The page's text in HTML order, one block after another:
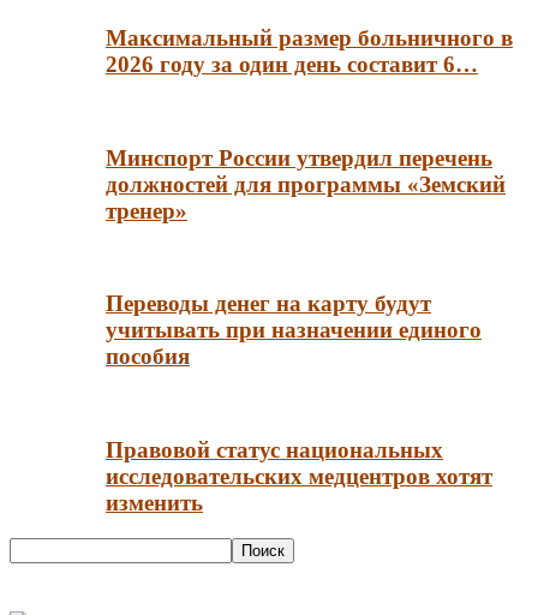
Максимальный размер больничного в
2026 году за один день составит 6…
Минспорт России утвердил перечень
должностей для программы «Земский
тренер»
Переводы денег на карту будут
учитывать при назначении единого
пособия
Правовой статус национальных
исследовательских медцентров хотят
изменить